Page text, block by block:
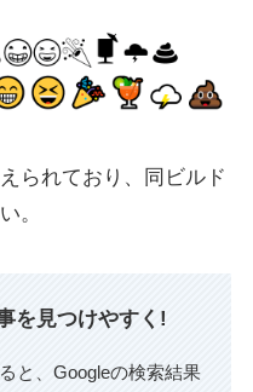
られており、同ビルド
。
を見つけやすく!
と、Googleの検索結果